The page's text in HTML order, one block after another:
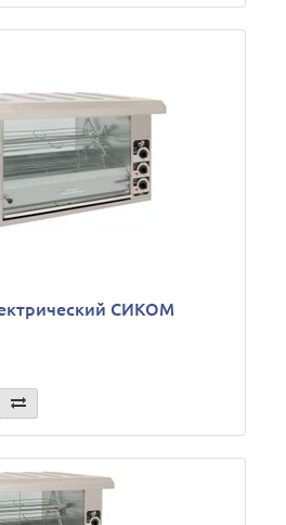
СИКОМ